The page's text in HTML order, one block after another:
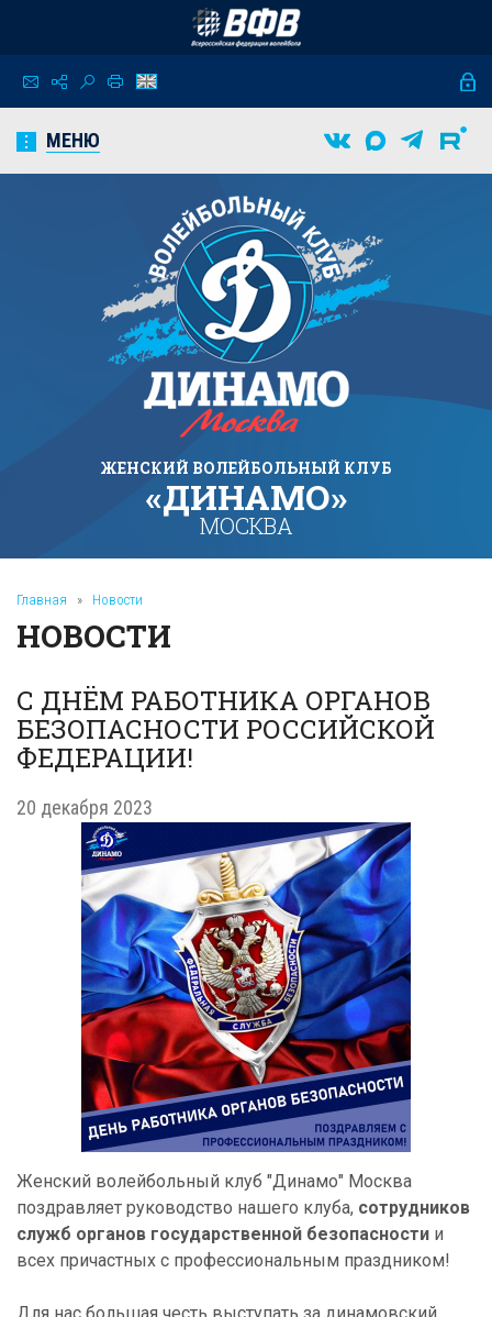
МЕНЮ
ЖЕНСКИЙ ВОЛЕЙБОЛЬНЫЙ КЛУБ
«ДИНАМО»
МОСКВА
Главная » Новости
НОВОСТИ
С ДНЁМ РАБОТНИКА ОРГАНОВ
БЕЗОПАСНОСТИ РОССИЙСКОЙ
ФЕДЕРАЦИИ!
20 декабря 2023
Женский волейбольный клуб "Динамо" Москва
поздравляет руководство нашего клуба, сотрудников
служб органов государственной безопасности и
всех причастных с профессиональным праздником!